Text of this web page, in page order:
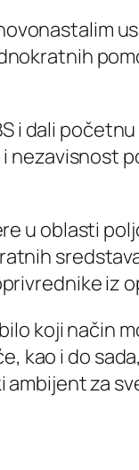
i dali
nezavisnost
u oblasti
iz
koji način
kao i do
za